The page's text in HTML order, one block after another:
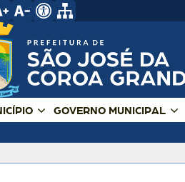
GOVERNO MUNICIPAL